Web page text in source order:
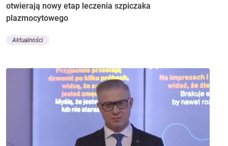
otwierają nowy etap leczenia szpiczaka
plazmocytowego
Aktualności